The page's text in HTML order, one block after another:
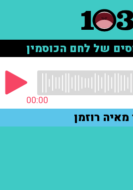
של לחם הכוסמין
00:00
מאיה רוזמן